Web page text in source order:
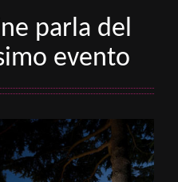
parla del
evento